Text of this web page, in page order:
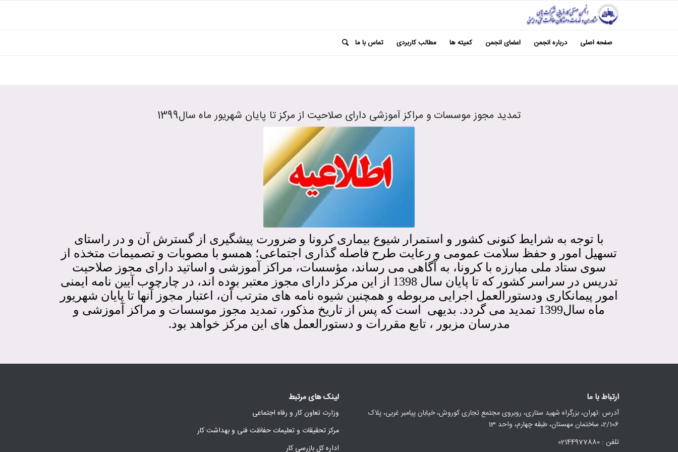
صفحه اصلی درباره انجمن اعضای انجمن کمیته ها مطالب کاربردی تماس با ما
تمدید مجوز موسسات و مراکز آموزشی دارای صلاحیت از مرکز تا پایان شهریور ماه سال1399
با توجه به شرایط کنونی کشور و استمرار شیوع بیماری کرونا و ضرورت پیشگیری از گسترش آن و در راستای
تسهیل امور و حفظ سلامت عمومی و رعایت طرح فاصله گذاری اجتماعی؛ همسو با مصوبات و تصمیمات متخذه از
سوی ستاد ملی مبارزه با کرونا، به آگاهی می رساند، مؤسسات، مراکز آموزشی و اساتید دارای مجوز صلاحیت
تدریس در سراسر کشورکه تا پایان سال 1398 از این مرکز دارای مجوز معتبر
بوده اند، در چارچوب آیین نامه ایمنی
امور پیمانکاری ودستورالعمل اجرایی مربوطه و همچنین شیوه نامه های مترتب آن، اعتبار مجوز آنها تا پایان شهریور
ماه سال1399 تمدید می گردد. بدیهی
است که پس از تاریخ مذکور، تمدید مجوز موسسات و مراکز آموزشی و
مدرسان مزبور ، تابع مقررات و دستورالعمل های
این مرکز خواهد بود.
ارتباط با ما
آدرس :تهران، بزرگراه شهید ستاری، روبروی مجتمع تجاری کوروش، خیابان پیامبر غربی، پلاک
2/106، ساختمان مهستان، طبقه چهارم، واحد 13
تلفن : 02144977880
لینک های مرتبط
وزارت تعاون کار و رفاه اجتماعی
مرکز تحقیقات و تعلیمات حفاظت فنی و بهداشت کار
اداره کل بازرسی کار